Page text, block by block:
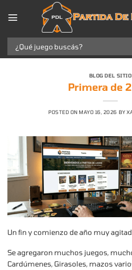
Buscar
por:
BLOG DEL SITIO
Primera de
POSTED ONMAYO 16, 2026 BY
Un fin y comienzo de año muy
Se agregaron muchos juegos,
Cardúmenes, Girasoles, mazos